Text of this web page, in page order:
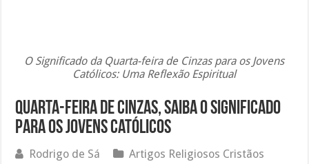
O Significado da Quarta-feira de Cinzas para os Jovens
Católicos: Uma Reflexão Espiritual
Quarta-feira de cinzas, saiba o significado
para os jovens católicos
Rodrigo de Sá
Artigos Religiosos Cristãos